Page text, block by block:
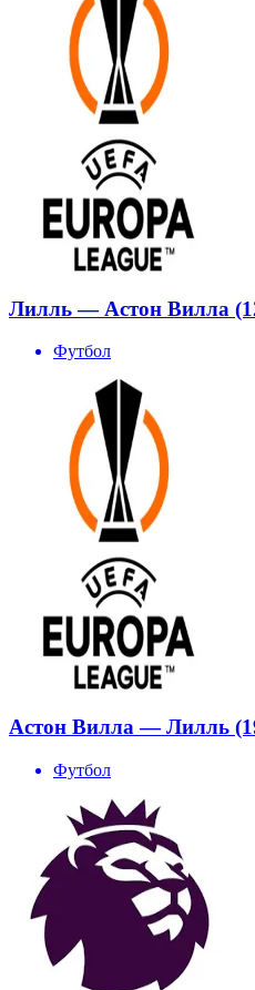
Лилль — Астон Вилла
Футбол
Астон Вилла — Лилль
Футбол